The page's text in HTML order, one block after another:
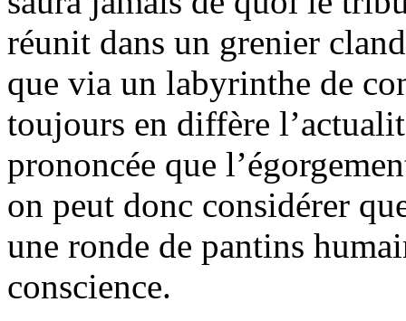
réunit dans un grenier
que via un labyrinthe de
toujours en diffère
prononcée que
on peut donc considérer
une ronde de pantins
conscience.